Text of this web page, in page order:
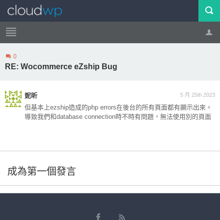
帳號 登出
0
RE: Wocommerce eZship Bug
5 月 25th 2023
妮昕
但基本上ezship造成的php errors在後台的所有頁面都有顯示出來。
導致我們和database connection時不時有問題，無法使用別的頁面
成為第一個發言